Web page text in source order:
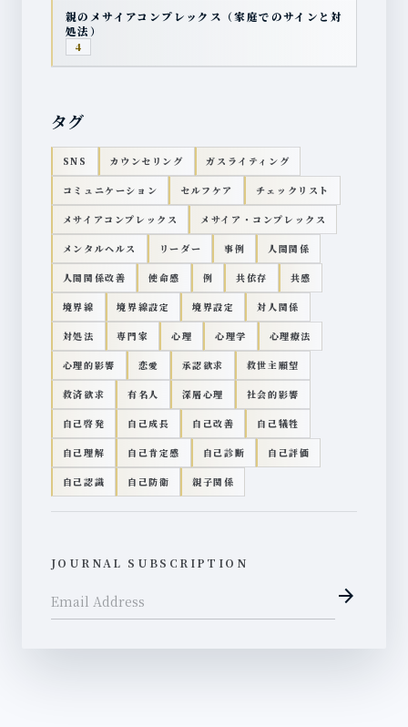
親のメサイアコンプレックス（家庭でのサインと対
処法）
4
タグ
SNS カウンセリング ガスライティング
コミュニケーション セルフケア チェックリスト
メサイアコンプレックス メサイア・コンプレックス
メンタルヘルス リーダー 事例 人間関係
人間関係改善 使命感 例 共依存 共感
境界線 境界線設定 境界設定 対人関係
対処法 専門家 心理 心理学 心理療法
心理的影響 恋愛 承認欲求 救世主願望
救済欲求 有名人 深層心理 社会的影響
自己啓発 自己成長 自己改善 自己犠牲
自己理解 自己肯定感 自己診断 自己評価
自己認識 自己防衛 親子関係
JOURNAL SUBSCRIPTION
arrow_forward